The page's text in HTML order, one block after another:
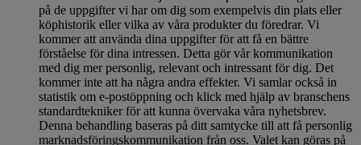
på de uppgifter vi har om dig som exempelvis din plats eller
köphistorik eller vilka av våra produkter du föredrar. Vi
kommer att använda dina uppgifter för att få en bättre
förståelse för dina intressen. Detta gör vår kommunikation
med dig mer personlig, relevant och intressant för dig. Det
kommer inte att ha några andra effekter. Vi samlar också in
statistik om e-postöppning och klick med hjälp av branschens
standardtekniker för att kunna övervaka våra nyhetsbrev.
Denna behandling baseras på ditt samtycke till att få personlig
marknadsföringskommunikation från oss. Valet kan göras på